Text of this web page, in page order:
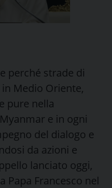
perché strade di
Medio Oriente,
pure nella
e in ogni
del dialogo e
da azioni e
lanciato oggi,
Papa Francesco nel